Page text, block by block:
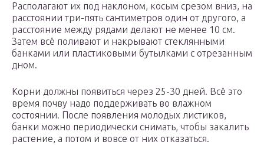
Располагают их под наклоном, косым срезом вниз, на
расстоянии три-пять сантиметров один от другого, а
расстояние между рядами делают не менее 10 см.
Затем всё поливают и накрывают стеклянными
банками или пластиковыми бутылками с отрезанным
дном.
Корни должны появиться через 25-30 дней. Всё это
время почву надо поддерживать во влажном
состоянии. После появления молодых листиков,
банки можно периодически снимать, чтобы закалить
растение, а потом и вовсе от них отказаться.